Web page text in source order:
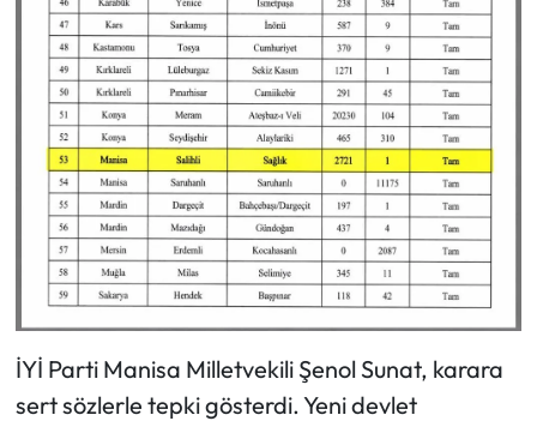
İYİ Parti Manisa Milletvekili Şenol Sunat, karara
sert sözlerle tepki gösterdi. Yeni devlet